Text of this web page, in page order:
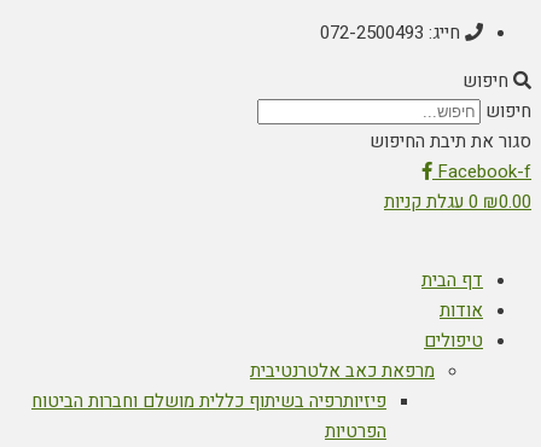
חייג: 072-2500493
חיפוש
חיפוש
סגור את תיבת החיפוש
Facebook-f
₪0.00
0 עגלת קניות
דף הבית
אודות
טיפולים
מרפאת כאב אלטרנטיבית
פיזיותרפיה בשיתוף כללית מושלם וחברות הביטוח
הפרטיות